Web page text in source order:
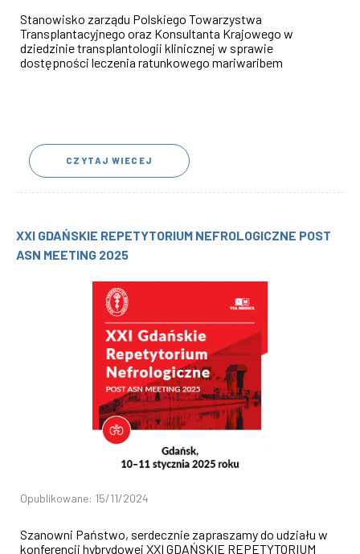
Stanowisko zarządu Polskiego Towarzystwa
Transplantacyjnego oraz Konsultanta Krajowego w
dziedzinie transplantologii klinicznej w sprawie
dostępności leczenia ratunkowego mariwaribem
CZYTAJ WIECEJ
XXI GDAŃSKIE REPETYTORIUM NEFROLOGICZNE POST
ASN MEETING 2025
Opublikowane: 15/11/2024
Szanowni Państwo, serdecznie zapraszamy do udziału w
konferencji hybrydowej XXI GDAŃSKIE REPETYTORIUM